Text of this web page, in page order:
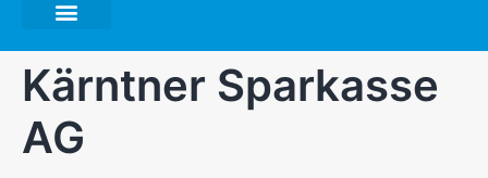
Kärntner Sparkasse
AG